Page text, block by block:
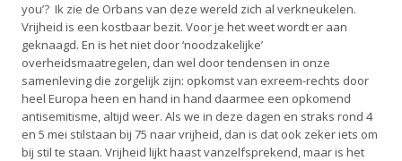
you’? Ik zie de Orbans van deze wereld zich al verkneukelen.
Vrijheid is een kostbaar bezit. Voor je het weet wordt er aan
geknaagd. En is het niet door ‘noodzakelijke’
overheidsmaatregelen, dan wel door tendensen in onze
samenleving die zorgelijk zijn: opkomst van exreem-rechts door
heel Europa heen en hand in hand daarmee een opkomend
antisemitisme, altijd weer. Als we in deze dagen en straks rond 4
en 5 mei stilstaan bij 75 naar vrijheid, dan is dat ook zeker iets om
bij stil te staan. Vrijheid lijkt haast vanzelfsprekend, maar is het